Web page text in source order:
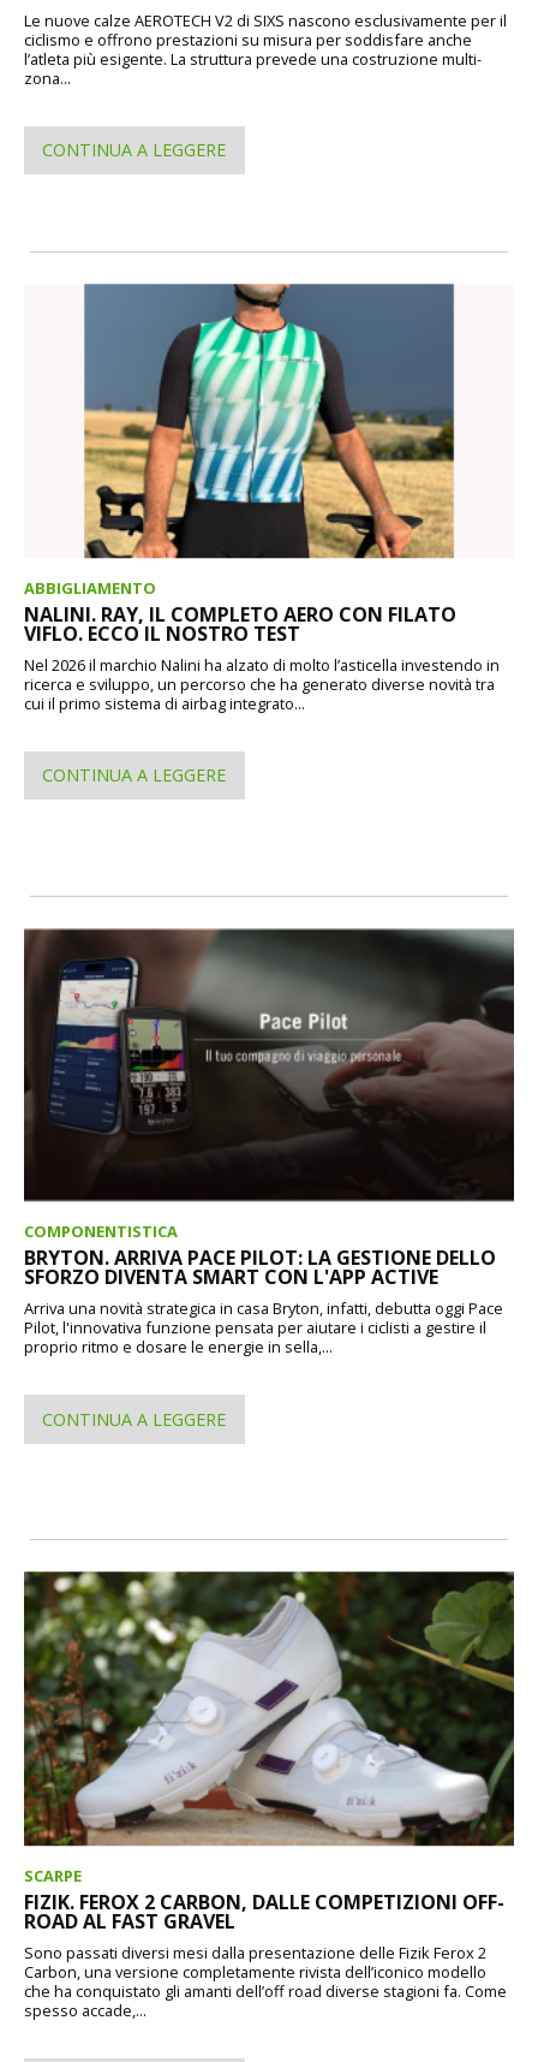
Le nuove calze AEROTECH V2 di SIXS nascono esclusivamente per il
ciclismo e offrono prestazioni su misura per soddisfare anche
l’atleta più esigente. La struttura prevede una costruzione multi-
zona...
CONTINUA A LEGGERE
ABBIGLIAMENTO
NALINI. RAY, IL COMPLETO AERO CON FILATO
VIFLO. ECCO IL NOSTRO TEST
Nel 2026 il marchio Nalini ha alzato di molto l’asticella investendo in
ricerca e sviluppo, un percorso che ha generato diverse novità tra
cui il primo sistema di airbag integrato...
CONTINUA A LEGGERE
COMPONENTISTICA
BRYTON. ARRIVA PACE PILOT: LA GESTIONE DELLO
SFORZO DIVENTA SMART CON L'APP ACTIVE
Arriva una novità strategica in casa Bryton, infatti, debutta oggi Pace
Pilot, l'innovativa funzione pensata per aiutare i ciclisti a gestire il
proprio ritmo e dosare le energie in sella,...
CONTINUA A LEGGERE
SCARPE
FIZIK. FEROX 2 CARBON, DALLE COMPETIZIONI OFF-
ROAD AL FAST GRAVEL
Sono passati diversi mesi dalla presentazione delle Fizik Ferox 2
Carbon, una versione completamente rivista dell’iconico modello
che ha conquistato gli amanti dell’off road diverse stagioni fa. Come
spesso accade,...